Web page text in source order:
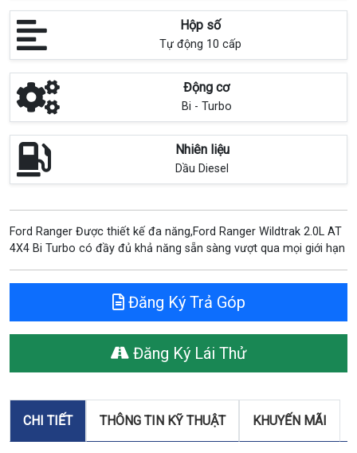
Hộp số
Tự động 10 cấp
Động cơ
Bi - Turbo
Nhiên liệu
Dầu Diesel
Ford Ranger Được thiết kế đa năng,Ford Ranger Wildtrak 2.0L AT
4X4 Bi Turbo có đầy đủ khả năng sẵn sàng vượt qua mọi giới hạn
Đăng Ký Trả Góp
Đăng Ký Lái Thử
CHI TIẾT THÔNG TIN KỸ THUẬT KHUYẾN MÃI